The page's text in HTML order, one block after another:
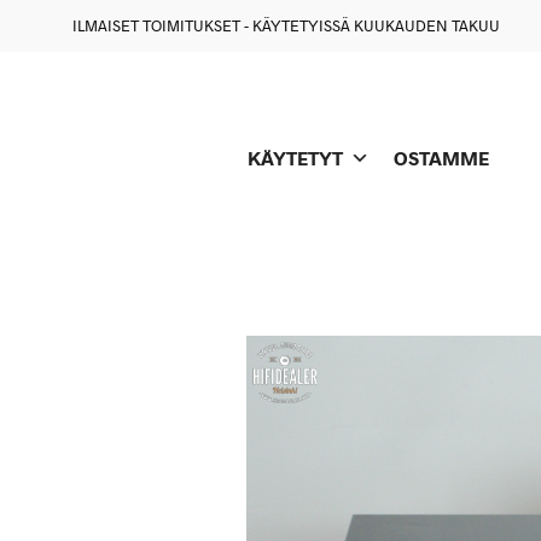
ILMAISET TOIMITUKSET - KÄYTETYISSÄ KUUKAUDEN TAKUU
KÄYTETYT OSTAMME